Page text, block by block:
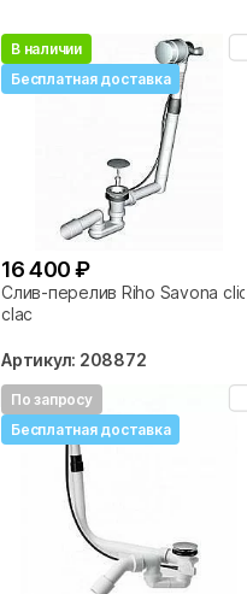
В наличии
Бесплатная доставка
16 400 ₽
Слив-перелив Riho Savona clic-
clac
Артикул: 208872
По запросу
Бесплатная доставка